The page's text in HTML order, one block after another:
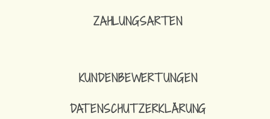
ZAHLUNGSARTEN
KUNDENBEWERTUNGEN
DATENSCHUTZERKLÄRUNG